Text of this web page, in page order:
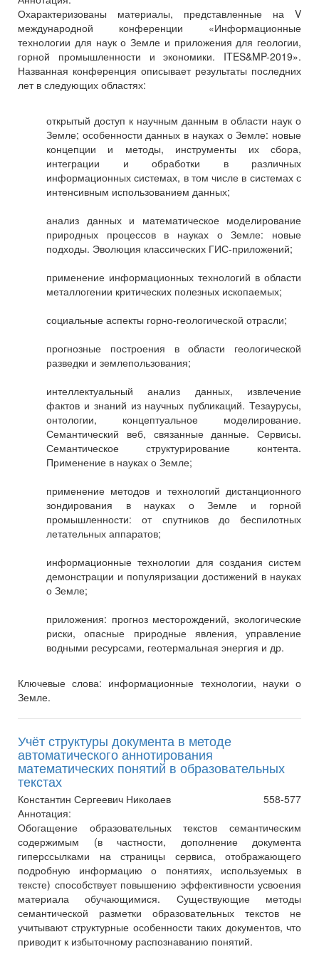
Охарактеризованы материалы, представленные на V
международной конференции «Информационные
технологии для наук о Земле и приложения для геологии,
горной промышленности и экономики. ITES&MP-2019».
Названная конференция описывает результаты последних
лет в следующих областях:
открытый доступ к научным данным в области наук о
Земле; особенности данных в науках о Земле: новые
концепции и методы, инструменты их сбора,
интеграции и обработки в различных
информационных системах, в том числе в системах с
интенсивным использованием данных;
анализ данных и математическое моделирование
природных процессов в науках о Земле: новые
подходы. Эволюция классических ГИС-приложений;
применение информационных технологий в области
металлогении критических полезных ископаемых;
социальные аспекты горно-геологической отрасли;
прогнозные построения в области геологической
разведки и землепользования;
интеллектуальный анализ данных, извлечение
фактов и знаний из научных публикаций. Тезаурусы,
онтологии, концептуальное моделирование.
Семантический веб, связанные данные. Сервисы.
Семантическое структурирование контента.
Применение в науках о Земле;
применение методов и технологий дистанционного
зондирования в науках о Земле и горной
промышленности: от спутников до беспилотных
летательных аппаратов;
информационные технологии для создания систем
демонстрации и популяризации достижений в науках
о Земле;
приложения: прогноз месторождений, экологические
риски, опасные природные явления, управление
водными ресурсами, геотермальная энергия и др.
Ключевые слова: информационные технологии, науки о
Земле.
Учёт структуры документа в методе
автоматического аннотирования
математических понятий в образовательных
текстах
Константин Сергеевич Николаев
558-577
Аннотация:
Обогащение образовательных текстов семантическим
содержимым (в частности, дополнение документа
гиперссылками на страницы сервиса, отображающего
подробную информацию о понятиях, используемых в
тексте) способствует повышению эффективности усвоения
материала обучающимися. Существующие методы
семантической разметки образовательных текстов не
учитывают структурные особенности таких документов, что
приводит к избыточному распознаванию понятий.